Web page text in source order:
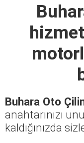
Buhara Oto
anahtarınızı
kaldığınızda